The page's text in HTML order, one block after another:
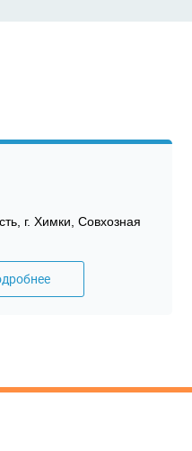
г. Химки, Совхозная